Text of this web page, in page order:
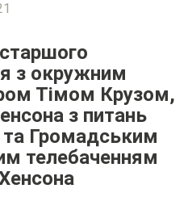
з окружним
Тімом Крузом,
з питань
та Громадським
телебаченням